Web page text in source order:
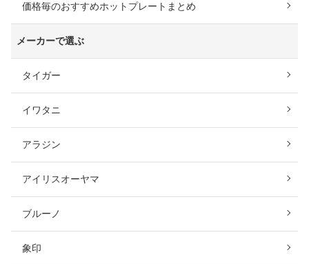
価格毎のおすすめホットプレートまとめ
メーカーで選ぶ
タイガー
イワタニ
アラジン
アイリスオーヤマ
ブルーノ
象印